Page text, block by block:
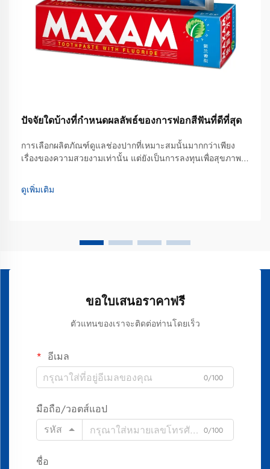
ปัจจัยใดบ้างที่กำหนดผลลัพธ์ของการฟอกสีฟันที่ดีที่สุด
การเลือกผลิตภัณฑ์ดูแลช่องปากที่เหมาะสมนั้นมากกว่าเพียง
เรื่องของความสวยงามเท่านั้น แต่ยังเป็นการลงทุนเพื่อสุขภาพ
รอยยิ้มที่สดใสขึ้นเริ่มจากการเลือกยาสีฟันฟอกสีฟันที่ดีที่สุด ซึ่ง
ต้องสามารถสมดุลระหว่างประสิทธิภาพในการขจัดคราบสี...
ดูเพิ่มเติม
ขอใบเสนอราคาฟรี
ตัวแทนของเราจะติดต่อท่านโดยเร็ว
อีเมล
0/100
มือถือ/วอตส์แอป
รหัส
0/100
ชื่อ